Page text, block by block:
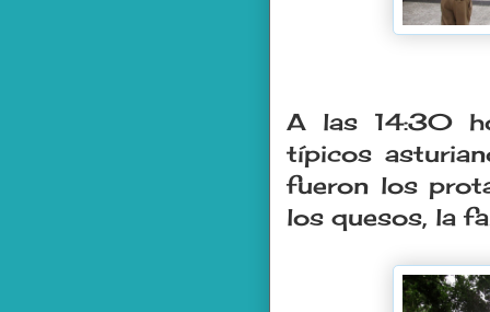
A las 14:30
típicos
fueron los
los quesos, la